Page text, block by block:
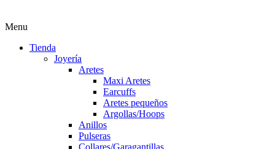
Menu
Tienda
Joyería
Aretes
Maxi Aretes
Earcuffs
Aretes pequeños
Argollas/Hoops
Anillos
Pulseras
Collares/Garagantillas